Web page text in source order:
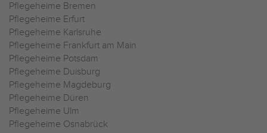
Pflegeheime Bremen
Pflegeheime Erfurt
Pflegeheime Karlsruhe
Pflegeheime Frankfurt am Main
Pflegeheime Potsdam
Pflegeheime Duisburg
Pflegeheime Magdeburg
Pflegeheime Düren
Pflegeheime Ulm
Pflegeheime Osnabrück